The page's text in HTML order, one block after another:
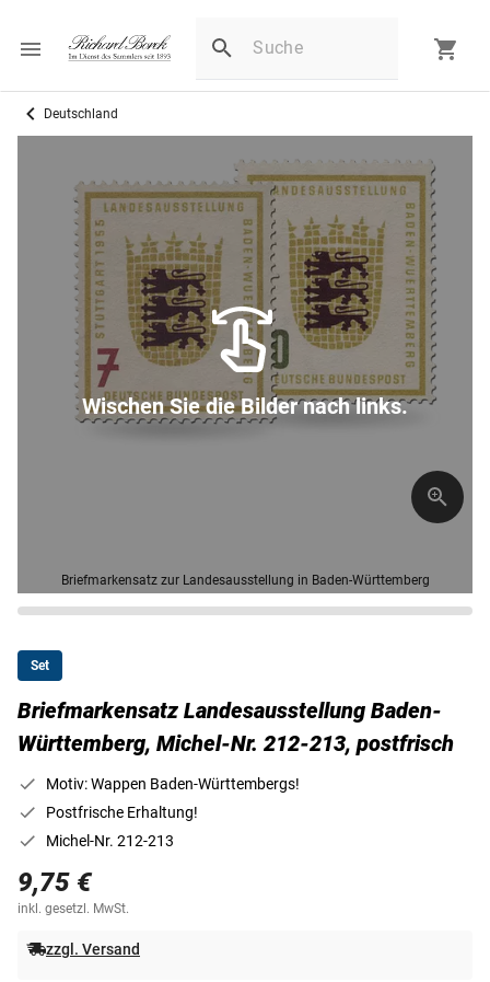
Deutschland
Briefmarkensatz zur Landesausstellung in Baden-Württemberg
Wischen Sie die Bilder nach links.
Set
Briefmarkensatz Landesausstellung Baden-
Württemberg, Michel-Nr. 212-213, postfrisch
Motiv: Wappen Baden-Württembergs!
Postfrische Erhaltung!
Michel-Nr. 212-213
9,75 €
inkl. gesetzl. MwSt.
zzgl. Versand